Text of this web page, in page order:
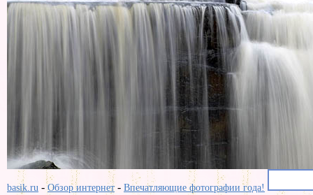
basik.ru -Обзор интернет- Впечатляющие фотографии года!